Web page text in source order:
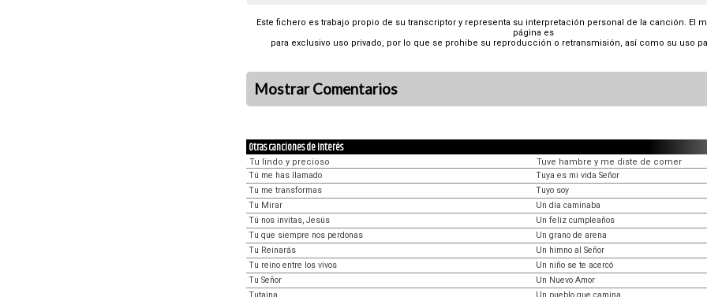
Este fichero es trabajo propio de su transcriptor y representa su interpretación personal de la canción. El
página es
para exclusivo uso privado, por lo que se prohibe su reproducción o retransmisión, así como su uso
Mostrar Comentarios
Otras canciones de Interés
Tu lindo y precioso
Tú me has llamado
Tu me transformas
Tu Mirar
Tú nos invitas, Jesús
Tu que siempre nos perdonas
Tu Reinarás
Tu reino entre los vivos
Tu Señor
Tutaina
Tuve hambre y me diste de comer
Tuya es mi vida Señor
Tuyo soy
Un día caminaba
Un feliz cumpleaños
Un grano de arena
Un himno al Señor
Un niño se te acercó
Un Nuevo Amor
Un pueblo que camina